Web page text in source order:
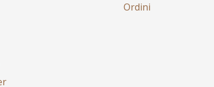
Ordini